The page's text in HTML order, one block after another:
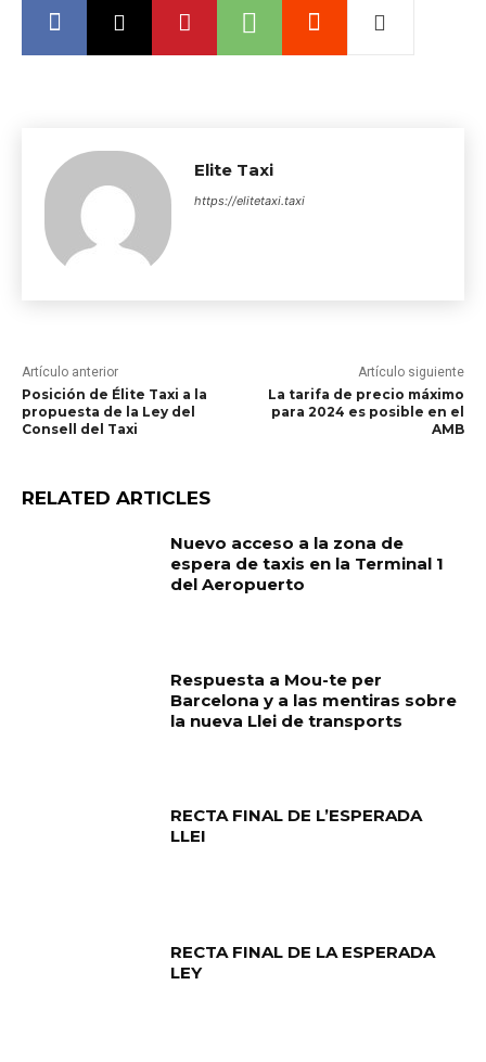
Elite Taxi
https://elitetaxi.taxi
Artículo anterior
Posición de Élite Taxi a la
propuesta de la Ley del
Consell del Taxi
Artículo siguiente
La tarifa de precio máximo
para 2024 es posible en el
AMB
RELATED ARTICLES
Nuevo acceso a la zona de
espera de taxis en la Terminal 1
del Aeropuerto
Respuesta a Mou-te per
Barcelona y a las mentiras sobre
la nueva Llei de transports
RECTA FINAL DE L’ESPERADA
LLEI
RECTA FINAL DE LA ESPERADA
LEY